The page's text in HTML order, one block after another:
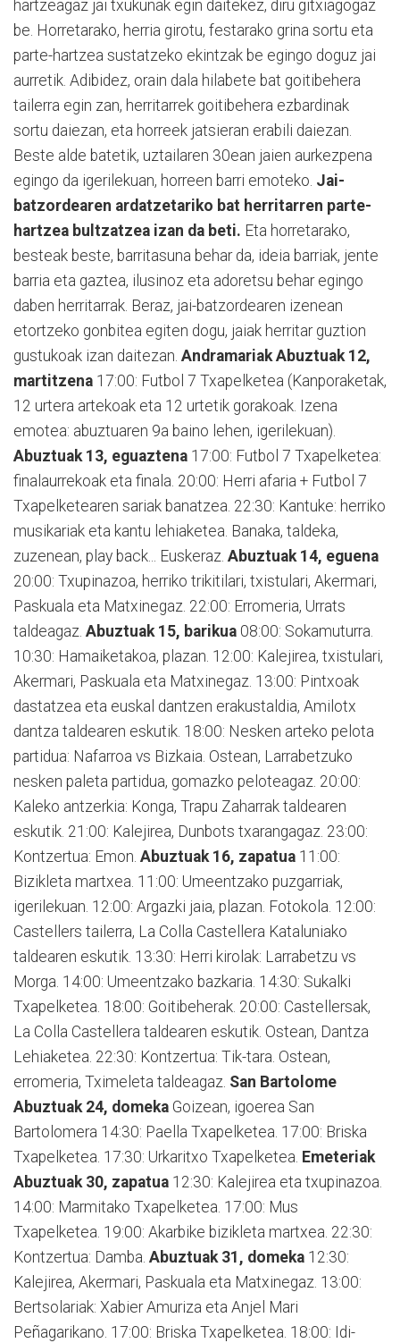
hartzeagaz jai txukunak egin daitekez, diru gitxiagogaz
be. Horretarako, herria girotu, festarako grina sortu eta
parte-hartzea sustatzeko ekintzak be egingo doguz jai
aurretik. Adibidez, orain dala hilabete bat goitibehera
tailerra egin zan, herritarrek goitibehera ezbardinak
sortu daiezan, eta horreek jatsieran erabili daiezan.
Beste alde batetik, uztailaren 30ean jaien aurkezpena
egingo da igerilekuan, horreen barri emoteko. Jai-
batzordearen ardatzetariko bat herritarren parte-
hartzea bultzatzea izan da beti. Eta horretarako,
besteak beste, barritasuna behar da, ideia barriak, jente
barria eta gaztea, ilusinoz eta adoretsu behar egingo
daben herritarrak. Beraz, jai-batzordearen izenean
etortzeko gonbitea egiten dogu, jaiak herritar guztion
gustukoak izan daitezan. AndramariakAbuztuak 12,
martitzena 17:00: Futbol 7 Txapelketea (Kanporaketak,
12 urtera artekoak eta 12 urtetik gorakoak. Izena
emotea: abuztuaren 9a baino lehen, igerilekuan).
Abuztuak 13, eguaztena 17:00: Futbol 7 Txapelketea:
finalaurrekoak eta finala. 20:00: Herri afaria + Futbol 7
Txapelketearen sariak banatzea. 22:30: Kantuke: herriko
musikariak eta kantu lehiaketea. Banaka, taldeka,
zuzenean, play back... Euskeraz. Abuztuak 14, eguena
20:00: Txupinazoa, herriko trikitilari, txistulari, Akermari,
Paskuala eta Matxinegaz. 22:00: Erromeria, Urrats
taldeagaz. Abuztuak 15, barikua 08:00: Sokamuturra.
10:30: Hamaiketakoa, plazan. 12:00: Kalejirea, txistulari,
Akermari, Paskuala eta Matxinegaz. 13:00: Pintxoak
dastatzea eta euskal dantzen erakustaldia, Amilotx
dantza taldearen eskutik. 18:00: Nesken arteko pelota
partidua: Nafarroa vs Bizkaia. Ostean, Larrabetzuko
nesken paleta partidua, gomazko peloteagaz. 20:00:
Kaleko antzerkia: Konga, Trapu Zaharrak taldearen
eskutik. 21:00: Kalejirea, Dunbots txarangagaz. 23:00:
Kontzertua: Emon. Abuztuak 16, zapatua 11:00:
Bizikleta martxea. 11:00: Umeentzako puzgarriak,
igerilekuan. 12:00: Argazki jaia, plazan. Fotokola. 12:00:
Castellers tailerra, La Colla Castellera Kataluniako
taldearen eskutik. 13:30: Herri kirolak: Larrabetzu vs
Morga. 14:00: Umeentzako bazkaria. 14:30: Sukalki
Txapelketea. 18:00: Goitibeherak. 20:00: Castellersak,
La Colla Castellera taldearen eskutik. Ostean, Dantza
Lehiaketea. 22:30: Kontzertua: Tik-tara. Ostean,
erromeria, Tximeleta taldeagaz. San Bartolome
Abuztuak 24, domeka Goizean, igoerea San
Bartolomera 14:30: Paella Txapelketea. 17:00: Briska
Txapelketea. 17:30: Urkaritxo Txapelketea. Emeteriak
Abuztuak 30, zapatua 12:30: Kalejirea eta txupinazoa.
14:00: Marmitako Txapelketea. 17:00: Mus
Txapelketea. 19:00: Akarbike bizikleta martxea. 22:30:
Kontzertua: Damba. Abuztuak 31, domeka 12:30:
Kalejirea, Akermari, Paskuala eta Matxinegaz. 13:00:
Bertsolariak: Xabier Amuriza eta Anjel Mari
Peñagarikano. 17:00: Briska Txapelketea. 18:00: Idi-